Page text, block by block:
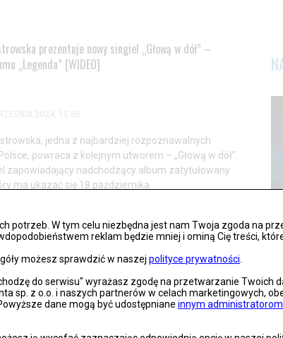
potrzeb. W tym celu niezbędna jest nam Twoja zgoda na
reklam będzie mniej i ominą Cię treści,
możesz sprawdzić w naszej polityce prywatności
do serwisu" wyrażasz zgodę na przetwarzanie Twoich
sp. z o.o. i naszych partnerów w celach marketingowych,
dane mogą być udostępniane innym administratorom
prezentuje nowy singiel „Głową w dół” –
„Legenda” [WIDEO]
2024, 15:56
jedna z najbardziej rozpoznawalnych
powraca z kolejnym utworem – „Głową w dół”.
zapowiadający nadchodzący album zatytułowany
ma ukazać się 18 października.
w nieznane: ZAMILSKA prezentuje "ODYSSEY” z
[WIDEO]
2024, 22:19
singlem "ODYSSEY”, który stanowi zapowiedź jej